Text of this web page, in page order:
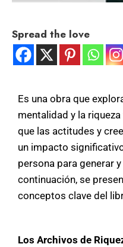
Spread the love
Es una obra que
mentalidad y la
que las actitudes y
un impacto
persona para generar
continuación, se
conceptos clave del
Los Archivos de